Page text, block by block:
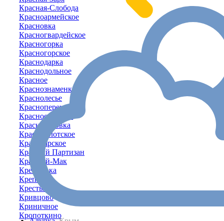
Красная-Слобода
Красноармейское
Красновка
Красногвардейское
Красногорка
Красногорское
Краснодарка
Краснодольное
Красное
Краснознаменка
Краснолесье
Красноперекопск
Красносельское
Красносёловка
Краснофлотское
Красноярское
Красный Партизан
Красный-Мак
Кремневка
Крепкое
Крестьяновка
Кривцово
Криничное
Кропоткино